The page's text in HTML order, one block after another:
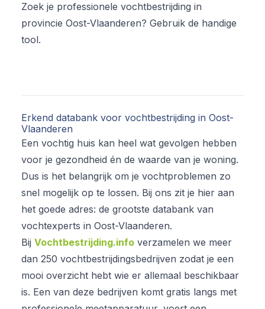
Zoek je professionele vochtbestrijding in
provincie Oost-Vlaanderen? Gebruik de handige
tool.
Erkend databank voor vochtbestrijding in Oost-
Vlaanderen
Een vochtig huis kan heel wat gevolgen hebben
voor je gezondheid én de waarde van je woning.
Dus is het belangrijk om je vochtproblemen zo
snel mogelijk op te lossen. Bij ons zit je hier aan
het goede adres: de grootste databank van
vochtexperts in Oost-Vlaanderen.
Bij Vochtbestrijding.info verzamelen we meer
dan 250 vochtbestrijdingsbedrijven zodat je een
mooi overzicht hebt wie er allemaal beschikbaar
is. Een van deze bedrijven komt gratis langs met